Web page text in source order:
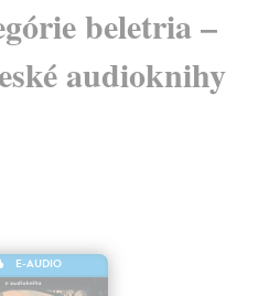
beletria –
audioknihy
E-AUDIO